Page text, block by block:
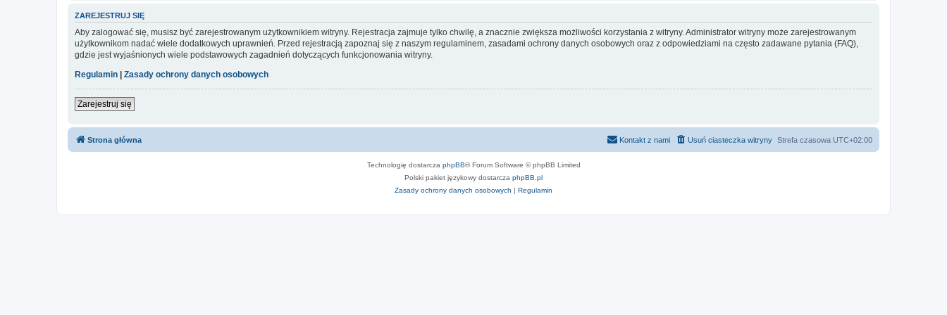
ZAREJESTRUJ SIĘ
Aby zalogować się, musisz być zarejestrowanym użytkownikiem witryny. Rejestracja zajmuje tylko chwilę, a znacznie zwiększa możliwości korzystania z witryny. Administrator witryny może zarejestrowanym
użytkownikom nadać wiele dodatkowych uprawnień. Przed rejestracją zapoznaj się z naszym regulaminem, zasadami ochrony danych osobowych oraz z odpowiedziami na często zadawane pytania (FAQ),
gdzie jest wyjaśnionych wiele podstawowych zagadnień dotyczących funkcjonowania witryny.
Regulamin | Zasady ochrony danych osobowych
Zarejestruj się
Strona główna Strefa czasowa UTC+02:00
Usuń ciasteczka witryny
Kontakt z nami
Technologię dostarcza phpBB® Forum Software © phpBB Limited
Polski pakiet językowy dostarcza phpBB.pl
Zasady ochrony danych osobowych | Regulamin